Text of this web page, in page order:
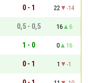
0 - 1 22
-14
0,5 - 0,5 16
6
1 - 0 0
16
0 - 1 1
-1